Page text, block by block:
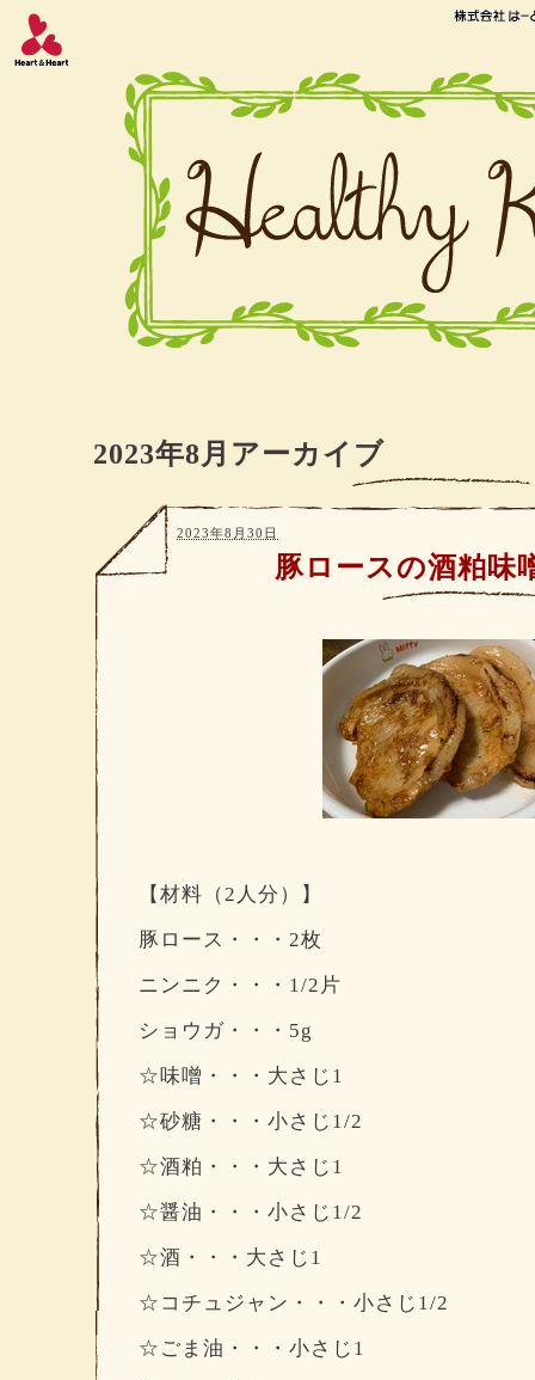
2023年8月アーカイブ
豚ロースの酒粕味
2023年8月30日
【材料（2人分）】
豚ロース・・・2枚
ニンニク・・・1/2片
ショウガ・・・5g
☆味噌・・・大さじ1
☆砂糖・・・小さじ1/2
☆酒粕・・・大さじ1
☆醤油・・・小さじ1/2
☆酒・・・大さじ1
☆コチュジャン・・・小さじ1/2
☆ごま油・・・小さじ1